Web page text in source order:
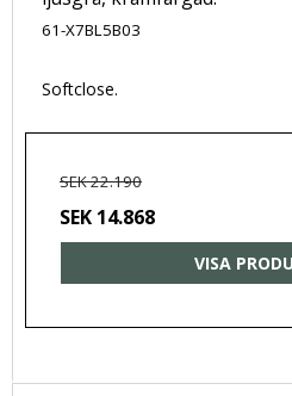
61-X7BL5B03
Softclose.
SEK 22.190
SEK 14.868
VISA